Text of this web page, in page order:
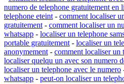
numero de telephone gratuitement en
telephone eteint - comment localiser
gratuitement - comment localiser un
whatsapp - localiser un telephone
portable gratuitement - localiser un
anonymement - comment localiser un
localiser quelqu un avec son numero
localiser un telephone avec le numero
whatsapp - peut-on localiser un